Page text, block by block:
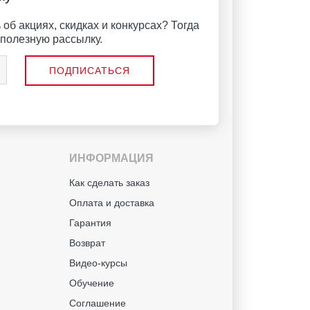
акциях, скидках и конкурсах? Тогда
рассылку.
ИНФОРМАЦИЯ
Как сделать заказ
Оплата и доставка
Гарантия
Возврат
Видео-курсы
Обучение
Соглашение